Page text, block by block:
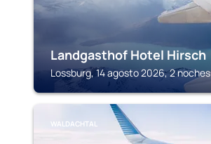
Landgasthof Hotel Hirsch
Lossburg, 14 agosto 2026, 2 noches
WALDACHTAL